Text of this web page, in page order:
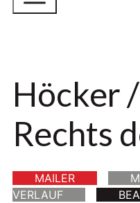
Höcker
Rechts
MAILER
VERLAUF